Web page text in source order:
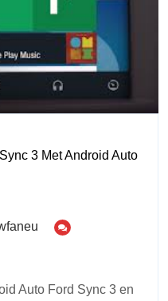
3 Met Android Auto
Auto Ford Sync 3 en